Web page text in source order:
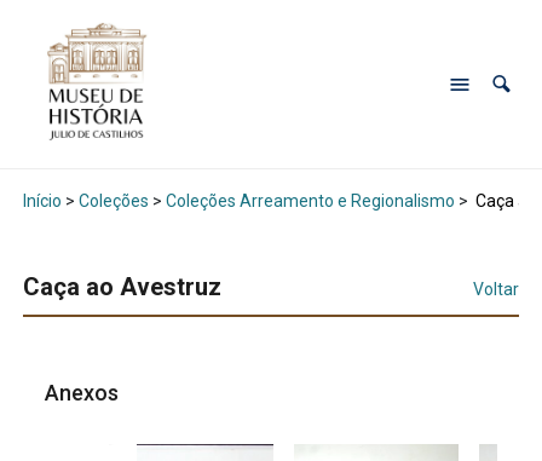
Início > Coleções > Coleções Arreamento e Regionalismo > Caça
Caça ao Avestruz Voltar
Anexos